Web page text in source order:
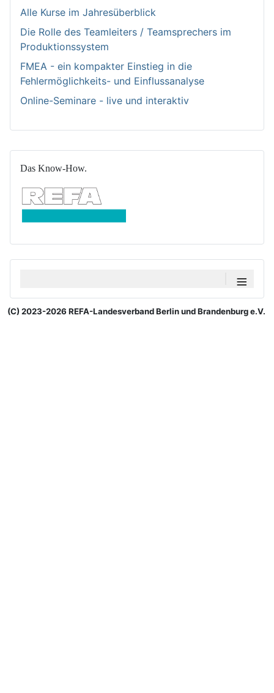
Das Know-How.
Alle Kurse im Jahresüberblick
Die Rolle des Teamleiters / Teamsprechers im
Produktionssystem
FMEA - ein kompakter Einstieg in die
Fehlermöglichkeits- und Einflussanalyse
Online-Seminare - live und interaktiv
≡
(C) 2023-2026 REFA-Landesverband Berlin und Brandenburg e.V.